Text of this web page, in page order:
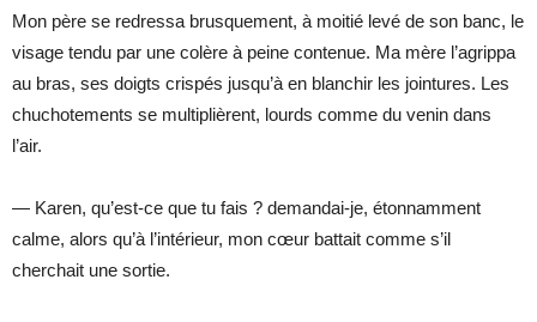
Mon père se redressa brusquement, à moitié levé de son banc, le
visage tendu par une colère à peine contenue. Ma mère l’agrippa
au bras, ses doigts crispés jusqu’à en blanchir les jointures. Les
chuchotements se multiplièrent, lourds comme du venin dans
l’air.
— Karen, qu’est-ce que tu fais ? demandai-je, étonnamment
calme, alors qu’à l’intérieur, mon cœur battait comme s’il
cherchait une sortie.